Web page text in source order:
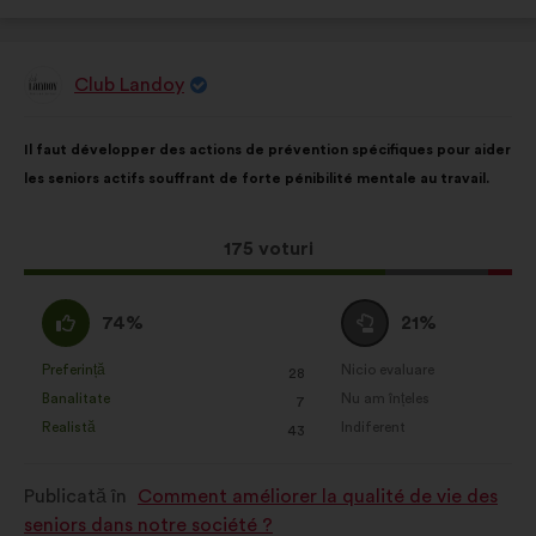
PropunereClub Landoy
propunerii:
Il faut développer des actions de prévention spécifiques pour aider
les seniors actifs souffrant de forte pénibilité mentale au travail.
Această
propunere
175 voturi
următoarea
distribuire:
Acord
:
74%
clasificarea:
Preferință
: 28
ori
Banalitate
: 7
ori
Realistă
: 43
ori
Neutru
:
21%
clasificarea:
Nicio evaluare
:ori
Nu am înțeles
:ori
Indiferent
:ori
Publicată în
Comment améliorer la qualité de vie des
seniors dans notre société ?